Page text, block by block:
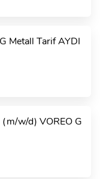
Metall TarifAYDI
(m/w/d) VOREO G